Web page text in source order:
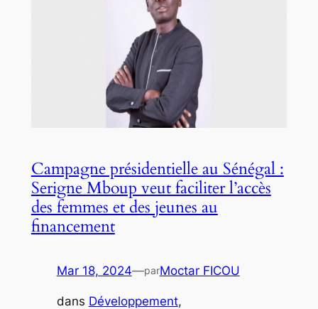
Campagne présidentielle au Sénégal :
Serigne Mboup veut faciliter l’accès
des femmes et des jeunes au
financement
Mar 18, 2024—parMoctar FICOU
dans Développement